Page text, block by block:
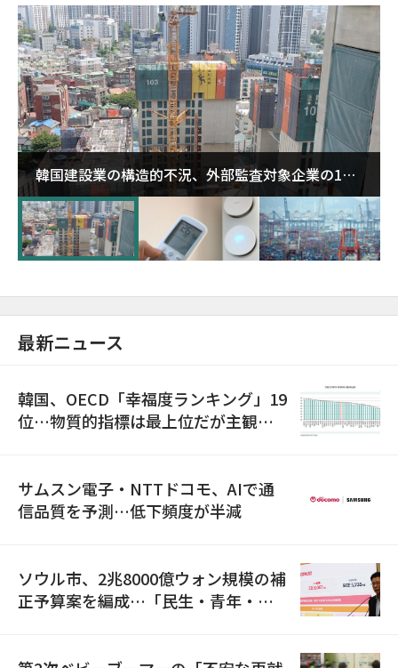
韓国建設業の構造的不況、外部監査対象企業の1割
超が「ゾンビ企業」に…5年で2.8倍増
最新ニュース
韓国、OECD「幸福度ランキング」19
位…物質的指標は最上位だが主観的
サムスン電子・NTTドコモ、AIで通
信品質を予測…低下頻度が半減
ソウル市、2兆8000億ウォン規模の補
正予算案を編成…「民生・青年・安